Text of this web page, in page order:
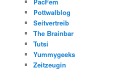
Pottwalblog
Seitvertreib
The Brainbar
Tutsi
Yummygeeks
Zeitzeugin